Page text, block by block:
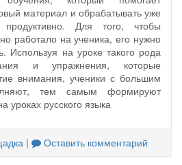
материал и обрабатывать уже
Для того, чтобы
работало на ученика, его нужно
Используя на уроке такого рода
и упражнения, которые
внимания, ученики с большим
тем самым формируют
уроках русского языка
| Оставить комментарий